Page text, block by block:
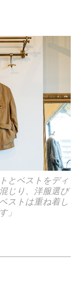
とベストをディ
じり、洋服選び
ストは重ね着し
」